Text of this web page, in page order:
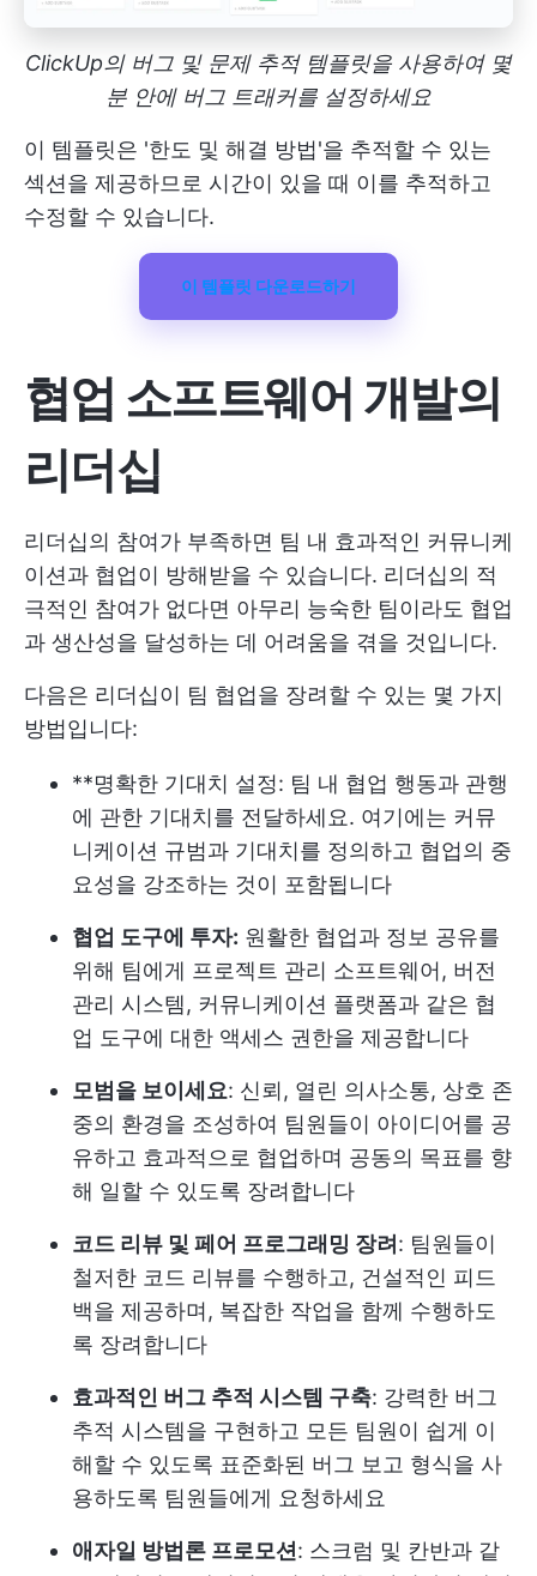
ClickUp의 버그 및 문제 추적 템플릿을 사용하여 몇
분 안에 버그 트래커를 설정하세요
이 템플릿은 '한도 및 해결 방법'을 추적할 수 있는
섹션을 제공하므로 시간이 있을 때 이를 추적하고
수정할 수 있습니다.
이 템플릿 다운로드하기
협업 소프트웨어 개발의
리더십
리더십의 참여가 부족하면 팀 내 효과적인 커뮤니케
이션과 협업이 방해받을 수 있습니다. 리더십의 적
극적인 참여가 없다면 아무리 능숙한 팀이라도 협업
과 생산성을 달성하는 데 어려움을 겪을 것입니다.
다음은 리더십이 팀 협업을 장려할 수 있는 몇 가지
방법입니다:
**명확한 기대치 설정: 팀 내 협업 행동과 관행
에 관한 기대치를 전달하세요. 여기에는 커뮤
니케이션 규범과 기대치를 정의하고 협업의 중
요성을 강조하는 것이 포함됩니다
협업 도구에 투자: 원활한 협업과 정보 공유를
위해 팀에게 프로젝트 관리 소프트웨어, 버전
관리 시스템, 커뮤니케이션 플랫폼과 같은 협
업 도구에 대한 액세스 권한을 제공합니다
모범을 보이세요: 신뢰, 열린 의사소통, 상호 존
중의 환경을 조성하여 팀원들이 아이디어를 공
유하고 효과적으로 협업하며 공동의 목표를 향
해 일할 수 있도록 장려합니다
코드 리뷰 및 페어 프로그래밍 장려 : 팀원들이
철저한 코드 리뷰를 수행하고, 건설적인 피드
백을 제공하며, 복잡한 작업을 함께 수행하도
록 장려합니다
효과적인 버그 추적 시스템 구축: 강력한 버그
추적 시스템을 구현하고 모든 팀원이 쉽게 이
해할 수 있도록 표준화된 버그 보고 형식을 사
용하도록 팀원들에게 요청하세요
애자일 방법론 프로모션 : 스크럼 및 칸반과 같